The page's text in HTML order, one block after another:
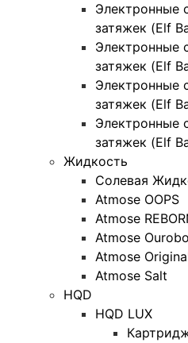
Электронные
затяжек (Elf
Электронные
затяжек (Elf
Электронные
затяжек (Elf
Электронные
затяжек (Elf
Жидкость
Солевая
Atmose OOPS
Atmose
Atmose
Atmose
Atmose Salt
HQD
HQD LUX